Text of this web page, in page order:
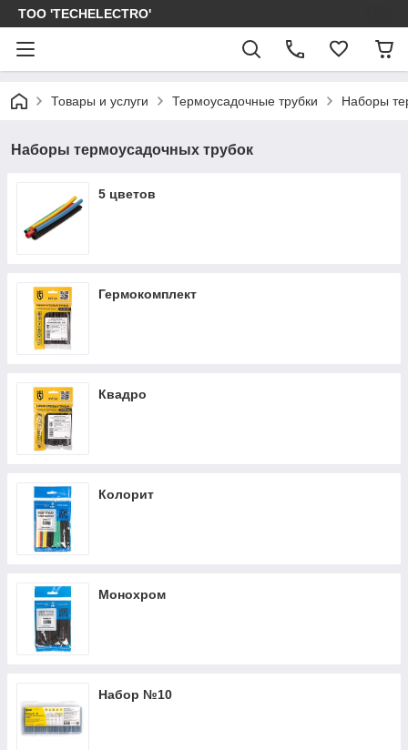
ТОО 'TECHELECTRO'
Товары и услуги Термоусадочные трубки Наборы
Наборы термоусадочных трубок
5 цветов
Гермокомплект
Квадро
Колорит
Монохром
Набор №10